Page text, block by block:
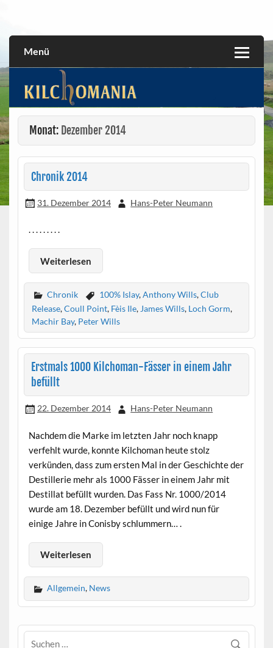
Menü
Monat: Dezember 2014
Chronik 2014
31. Dezember 2014 Hans-Peter Neumann
. . . . . . . . .
Weiterlesen
Chronik 100% Islay,Anthony Wills,Club
Release,Coull Point, Fèis Ile, James Wills, Loch Gorm,
Machir Bay, Peter Wills
Erstmals 1000 Kilchoman-Fässer in einem Jahr
befüllt
22. Dezember 2014 Hans-Peter Neumann
Nachdem die Marke im letzten Jahr noch knapp
verfehlt wurde, konnte Kilchoman heute stolz
verkünden, dass zum ersten Mal in der Geschichte der
Destillerie mehr als 1000 Fässer in einem Jahr mit
Destillat befüllt wurden. Das Fass Nr. 1000/2014
wurde am 18. Dezember befüllt und wird nun für
einige Jahre in Conisby schlummern… .
Weiterlesen
Allgemein, News